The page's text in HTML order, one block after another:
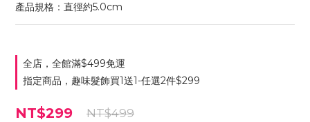
產品規格：直徑約5.0cm
全店，全館滿$499免運
指定商品，趣味髮飾買1送1-任選2件$299
NT$299 NT$499